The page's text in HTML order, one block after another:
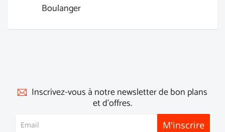
Boulanger
Inscrivez-vous à notre newsletter de bon plans
et d'offres.
M'inscrire